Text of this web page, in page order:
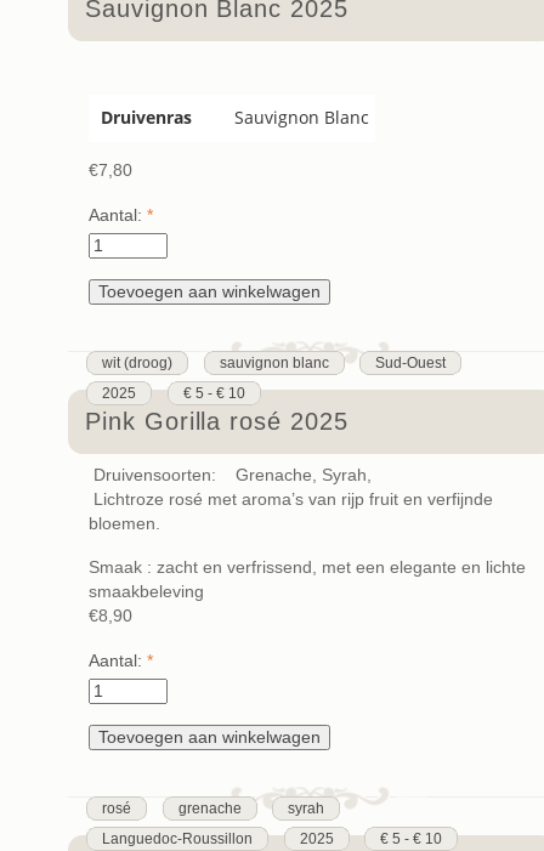
Sauvignon Blanc 2025
Druivenras Sauvignon Blanc
€7,80
Aantal: *
wit (droog) sauvignon blanc
Sud-Ouest
2025
€ 5 - € 10
Pink Gorilla rosé 2025
Druivensoorten: Grenache, Syrah,
Lichtroze rosé met aroma’s van rijp fruit en verfijnde
bloemen.
Smaak : zacht en verfrissend, met een elegante en lichte
smaakbeleving
€8,90
Aantal: *
rosé grenache
syrah
Languedoc-Roussillon
2025 € 5 - € 10